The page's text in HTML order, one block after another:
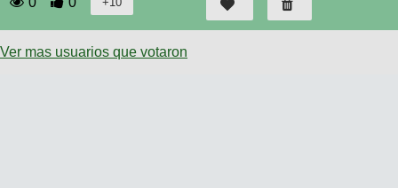
Fotos
mas
Ver mas usuarios que votaron